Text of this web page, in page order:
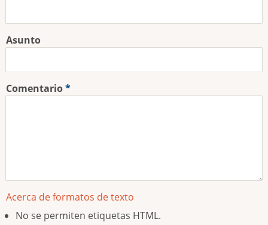
Asunto
Comentario
Acerca de formatos de texto
No se permiten etiquetas HTML.